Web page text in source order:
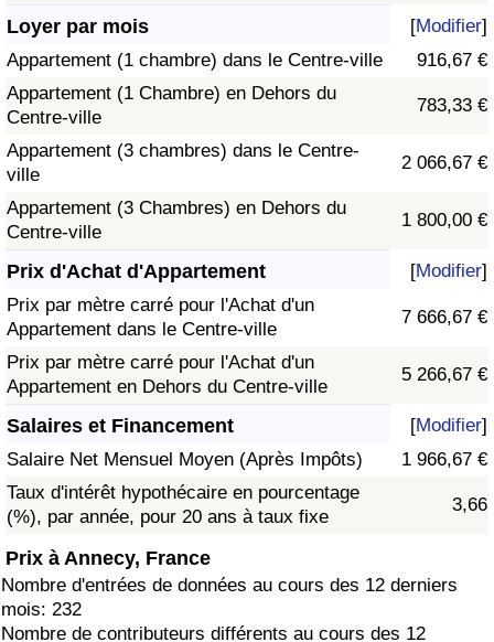
Loyer par mois [Modifier]
Appartement (1 chambre) dans le Centre-ville
916,67 €
Appartement (1 Chambre) en Dehors du
Centre-ville
783,33 €
Appartement (3 chambres) dans le Centre-
ville
2 066,67 €
Appartement (3 Chambres) en Dehors du
Centre-ville
1 800,00 €
Prix d'Achat d'Appartement [Modifier]
Prix par mètre carré pour l'Achat d'un
Appartement dans le Centre-ville
7 666,67 €
Prix par mètre carré pour l'Achat d'un
Appartement en Dehors du Centre-ville
5 266,67 €
Salaires et Financement [Modifier]
Salaire Net Mensuel Moyen (Après Impôts)
1 966,67 €
Taux d'intérêt hypothécaire en pourcentage
(%), par année, pour 20 ans à taux fixe
3,66
Prix à Annecy, France
Nombre d'entrées de données au cours des 12 derniers
mois: 232
Nombre de contributeurs différents au cours des 12